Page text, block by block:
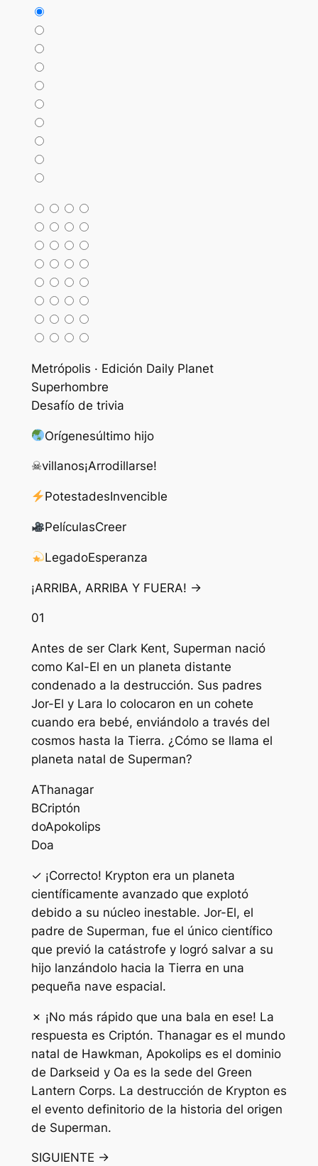
Metrópolis · Edición Daily Planet
Superhombre
Desafío de trivia
Orígenesúltimo hijo
☠villanos¡Arrodillarse!
PotestadesInvencible
PelículasCreer
LegadoEsperanza
¡ARRIBA, ARRIBA Y FUERA! →
01
Antes de ser Clark Kent, Superman nació
como Kal-El en un planeta distante
condenado a la destrucción. Sus padres
Jor-El y Lara lo colocaron en un cohete
cuando era bebé, enviándolo a través del
cosmos hasta la Tierra. ¿Cómo se llama el
planeta natal de Superman?
AThanagar
BCriptón
doApokolips
Doa
✓ ¡Correcto! Krypton era un planeta
científicamente avanzado que explotó
debido a su núcleo inestable. Jor-El, el
padre de Superman, fue el único científico
que previó la catástrofe y logró salvar a su
hijo lanzándolo hacia la Tierra en una
pequeña nave espacial.
✗ ¡No más rápido que una bala en ese! La
respuesta es Criptón. Thanagar es el mundo
natal de Hawkman, Apokolips es el dominio
de Darkseid y Oa es la sede del Green
Lantern Corps. La destrucción de Krypton es
el evento definitorio de la historia del origen
de Superman.
SIGUIENTE →